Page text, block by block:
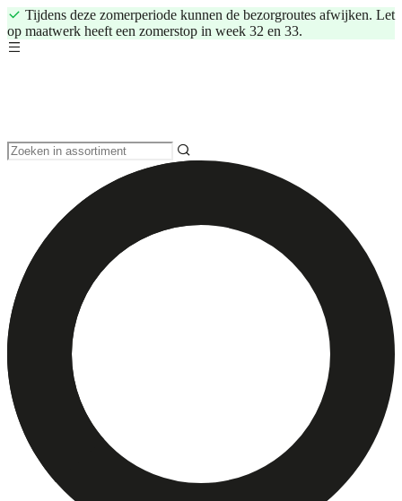
Tijdens deze zomerperiode kunnen de bezorgroutes afwijken. Let
op maatwerk heeft een zomerstop in week 32 en 33.